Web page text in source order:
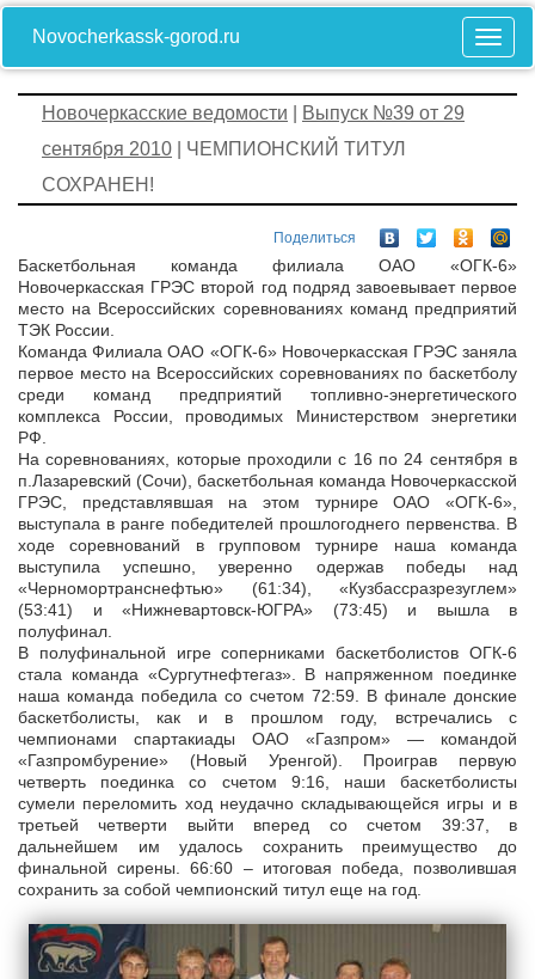
Novocherkassk-gorod.ru
Новочеркасские ведомости
Выпуск №39 от 29
сентября 2010 | ЧЕМПИОНСКИЙ ТИТУЛ
СОХРАНЕН!
Поделиться
Баскетбольная команда филиала ОАО «ОГК-6»
Новочеркасская ГРЭС второй год подряд завоевывает первое
место на Всероссийских соревнованиях команд предприятий
ТЭК России.
Команда Филиала ОАО «ОГК-6» Новочеркасская ГРЭС заняла
первое место на Всероссийских соревнованиях по баскетболу
среди команд предприятий топливно-энергетического
комплекса России, проводимых Министерством энергетики
РФ.
На соревнованиях, которые проходили с 16 по 24 сентября в
п.Лазаревский (Сочи), баскетбольная команда Новочеркасской
ГРЭС, представлявшая на этом турнире ОАО «ОГК-6»,
выступала в ранге победителей прошлогоднего первенства. В
ходе соревнований в групповом турнире наша команда
выступила успешно, уверенно одержав победы над
«Черномортранснефтью» (61:34), «Кузбассразрезуглем»
(53:41) и «Нижневартовск-ЮГРА» (73:45) и вышла в
полуфинал.
В полуфинальной игре соперниками баскетболистов ОГК-6
стала команда «Сургутнефтегаз». В напряженном поединке
наша команда победила со счетом 72:59. В финале донские
баскетболисты, как и в прошлом году, встречались с
чемпионами спартакиады ОАО «Газпром» — командой
«Газпромбурение» (Новый Уренгой). Проиграв первую
четверть поединка со счетом 9:16, наши баскетболисты
сумели переломить ход неудачно складывающейся игры и в
третьей четверти выйти вперед со счетом 39:37, в
дальнейшем им удалось сохранить преимущество до
финальной сирены. 66:60 – итоговая победа, позволившая
сохранить за собой чемпионский титул еще на год.